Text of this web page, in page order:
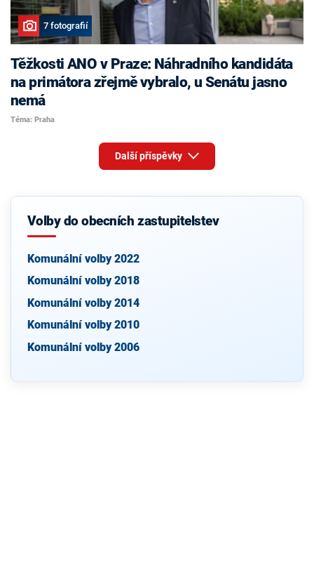
7 fotografií
Těžkosti ANO v Praze: Náhradního kandidáta
na primátora zřejmě vybralo, u Senátu jasno
nemá
Téma: Praha
Další příspěvky
Volby do obecních zastupitelstev
Komunální volby 2022
Komunální volby 2018
Komunální volby 2014
Komunální volby 2010
Komunální volby 2006